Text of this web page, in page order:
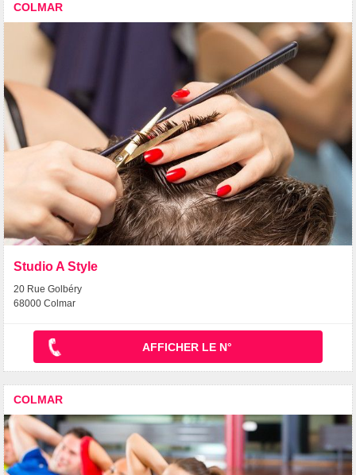
COLMAR
Studio A Style
20 Rue Golbéry
68000 Colmar
AFFICHER LE N°
COLMAR